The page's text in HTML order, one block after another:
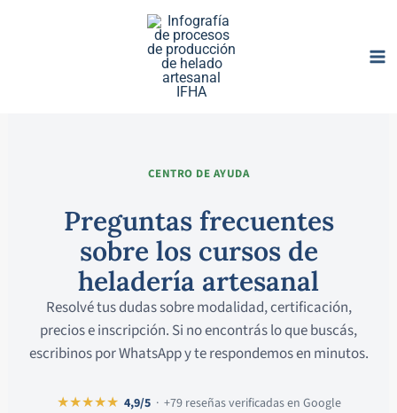
CENTRO DE AYUDA
Preguntas frecuentes
sobre los cursos de
heladería artesanal
Resolvé tus dudas sobre modalidad, certificación,
precios e inscripción. Si no encontrás lo que buscás,
escribinos por WhatsApp y te respondemos en minutos.
★★★★★ 4,9/5· +79 reseñas verificadas en Google